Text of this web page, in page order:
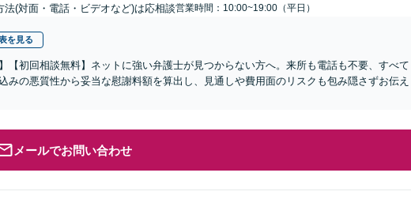
法(対面・電話・ビデオなど)は応相談営業時間：10:00~19:00（平日）
を見る
【初回相談無料】ネットに強い弁護士が見つからない方へ。来所も電話も不要、すべて
みの悪質性から妥当な慰謝料額を算出し、見通しや費用面のリスクも包み隠さずお伝え
メールでお問い合わせ